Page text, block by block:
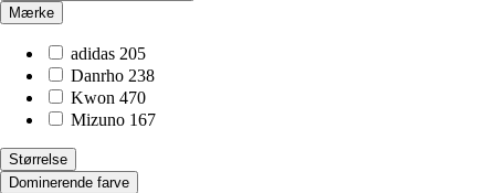
Mærke
adidas 205
Danrho 238
Kwon 470
Mizuno 167
Størrelse
Dominerende farve